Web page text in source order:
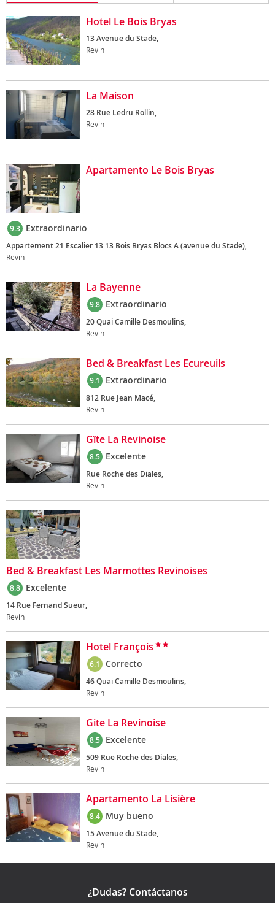
Hotel Le Bois Bryas
13 Avenue du Stade,
Revin
La Maison
28 Rue Ledru Rollin,
Revin
Apartamento Le Bois Bryas
9.3 Extraordinario
Appartement 21 Escalier 13 13 Bois Bryas Blocs A (avenue du Stade),
Revin
La Bayenne
9.8 Extraordinario
20 Quai Camille Desmoulins,
Revin
Bed & Breakfast Les Ecureuils
9.1 Extraordinario
812 Rue Jean Macé,
Revin
Gîte La Revinoise
8.5 Excelente
Rue Roche des Diales,
Revin
Bed & Breakfast Les Marmottes Revinoises
8.8 Excelente
14 Rue Fernand Sueur,
Revin
Hotel François
6.1 Correcto
46 Quai Camille Desmoulins,
Revin
Gite La Revinoise
8.5 Excelente
509 Rue Roche des Diales,
Revin
Apartamento La Lisière
8.4 Muy bueno
15 Avenue du Stade,
Revin
¿Dudas? Contáctanos